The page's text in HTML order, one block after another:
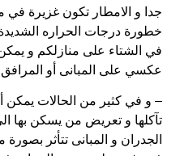
جدا و الامطار تكون غزيرة في
خطورة درجات الحراره
في الشتاء على منازلكم و
عكسي على المبانى أو
– و في كثير من الحالات يمكن
تآكلها و تعريض من يسكن بها
الجدران و المبانى تتأثر